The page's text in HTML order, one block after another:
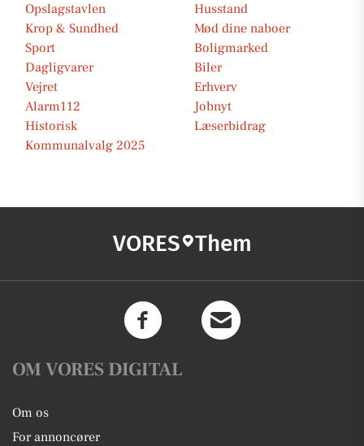
Opslagstavlen
Husstand
Krop & Sundhed
Mød dine naboer
Sport
Boligmarked
Dagligvarer
Biler
Vejret
Erhverv
Alarm112
Jobnyt
Historisk
Læserbidrag
Kommunalvalg 2025
VORES Them
OM VORES DIGITAL
Om os
For annoncører